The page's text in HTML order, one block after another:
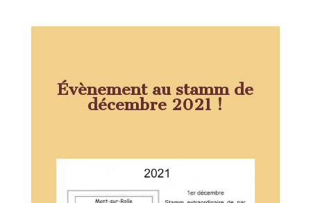
Évènement au stamm de
décembre 2021 !